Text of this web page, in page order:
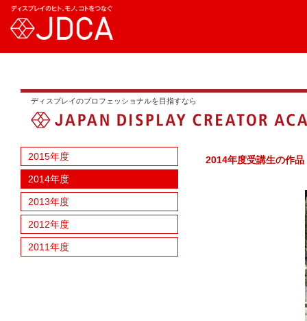
ディスプレイのプロフェッショナルを目指すなら
2015年度
2014年度
2013年度
2012年度
2011年度
2014年度受講生の作品